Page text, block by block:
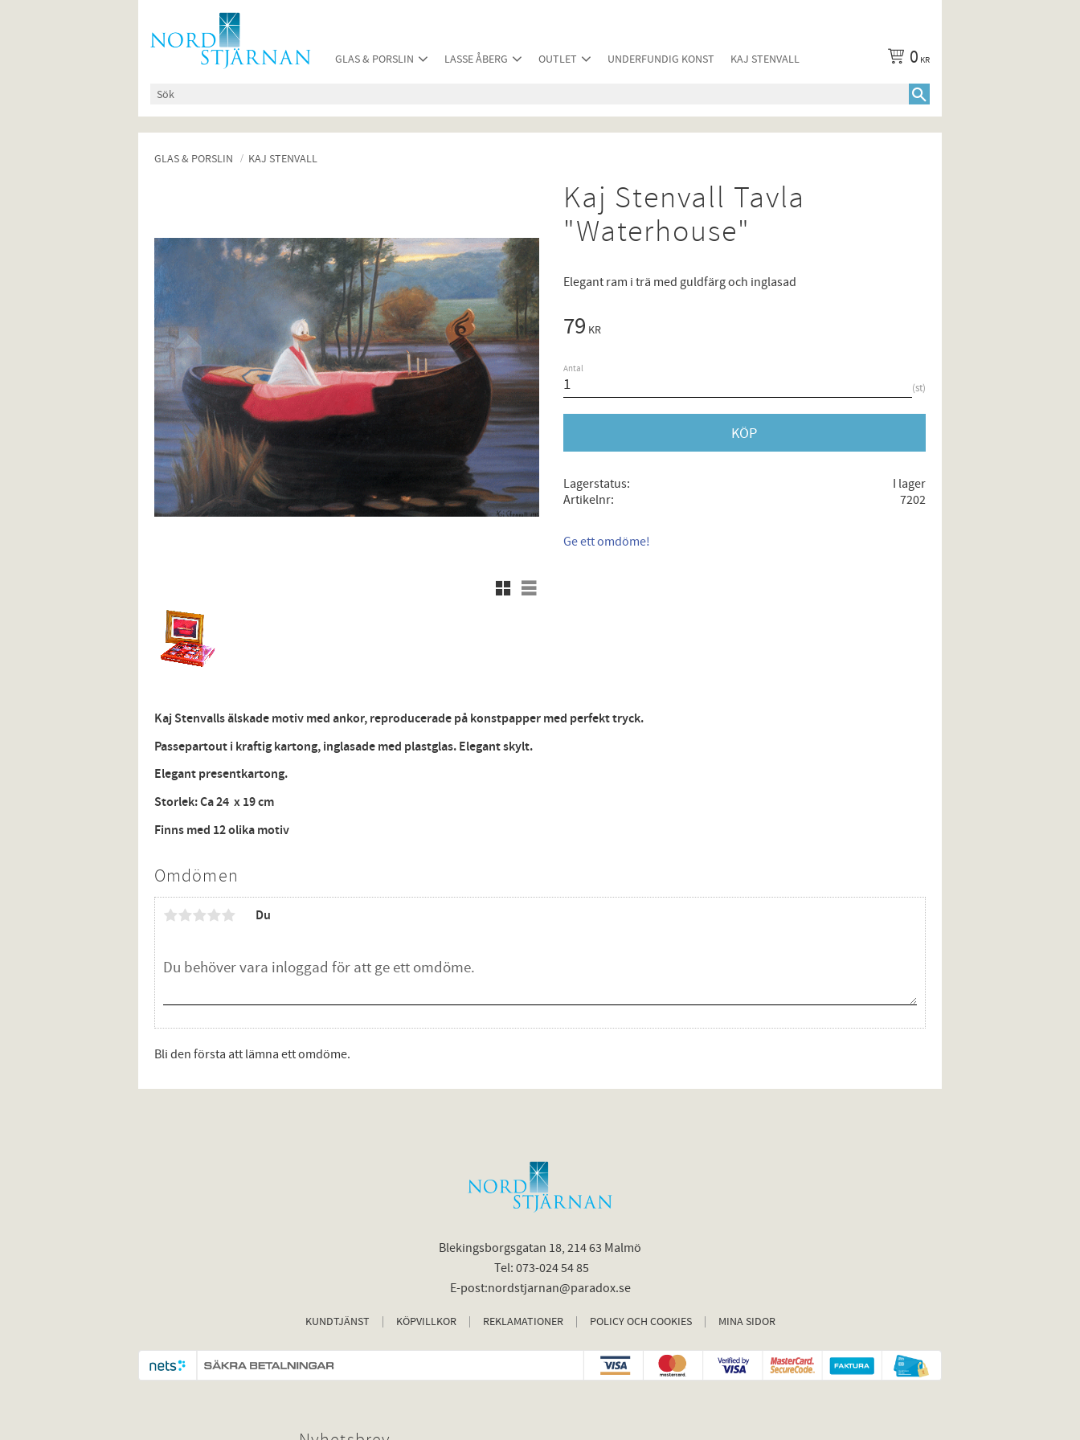
GLAS & PORSLIN LASSE ÅBERG OUTLET UNDERFUNDIG KONST KAJ STENVALL 0 KR
GLAS & PORSLIN KAJ STENVALL
Kaj Stenvall Tavla
"Waterhouse"
Elegant ram i trä med guldfärg och inglasad
Rutnätsvy
Listvy
79 KR
Antal
st
KÖP
Lagerstatus
I lager
Artikelnr
7202
Ge ett omdöme!
Kaj Stenvalls älskade motiv med ankor, reproducerade på konstpapper med perfekt tryck.
Passepartout i kraftig kartong, inglasade med plastglas. Elegant skylt.
Elegant presentkartong.
Storlek: Ca 24 x 19 cm
Finns med 12 olika motiv
Omdömen
Du
Bli den första att lämna ett omdöme.
Blekingsborgsgatan 18, 214 63 Malmö
Tel: 073-024 54 85
E-post:nordstjarnan@paradox.se
KUNDTJÄNST KÖPVILLKOR REKLAMATIONER POLICY OCH COOKIES MINA SIDOR